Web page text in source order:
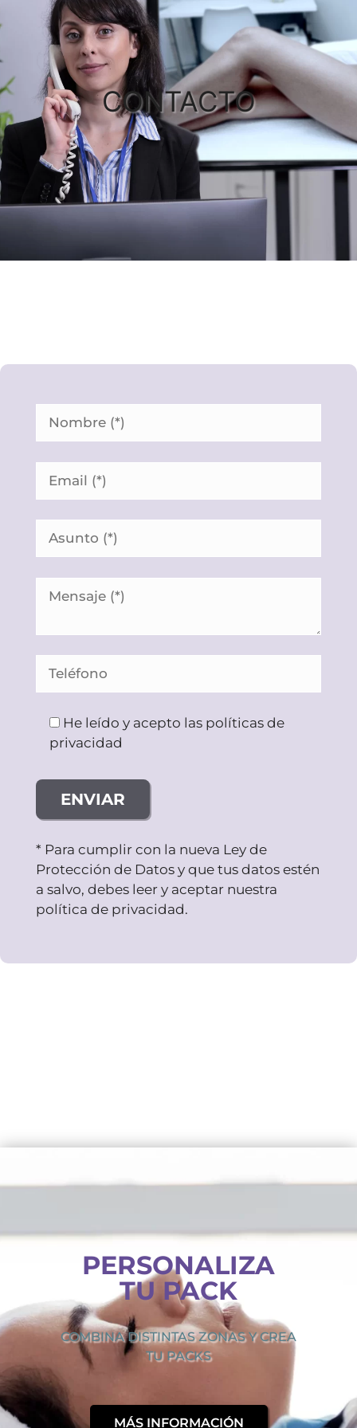
CONTACTO
He leído y acepto las políticas de
privacidad
* Para cumplir con la nueva Ley de
Protección de Datos y que tus datos estén
a salvo, debes leer y aceptar nuestra
política de privacidad.
PERSONALIZA
TU PACK
COMBINA DISTINTAS ZONAS Y CREA
TU PACKS
MÁS INFORMACIÓN